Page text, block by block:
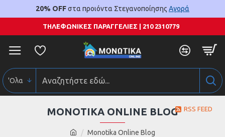
20% OFFστα προιόντα Στεγανοποίησης Αγορά
ΤΗΛΕΦΩΝΙΚΕΣ ΠΑΡΑΓΓΕΛΙΕΣ | 210 2310779
'Ολα
Monotika Online Blog
MONOTIKA ONLINE BLOG RSS FEED